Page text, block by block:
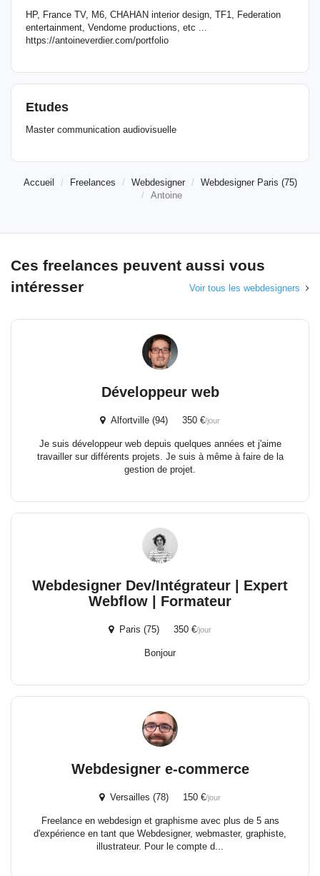
HP, France TV, M6, CHAHAN interior design, TF1, Federation
entertainment, Vendome productions, etc ...
https://antoineverdier.com/portfolio
Etudes
Master communication audiovisuelle
Accueil Freelances Webdesigner
Webdesigner Paris (75)
Antoine
Ces freelances peuvent aussi vous
intéresser
Voir tous les webdesigners
Développeur web
Alfortville (94) 350 €/jour
Je suis développeur web depuis quelques années et j'aime
travailler sur différents projets. Je suis à même à faire de la
gestion de projet.
Webdesigner Dev/Intégrateur | Expert
Webflow | Formateur
Paris (75) 350 €/jour
Bonjour
Webdesigner e-commerce
Versailles (78) 150 €/jour
Freelance en webdesign et graphisme avec plus de 5 ans
d'expérience en tant que Webdesigner, webmaster, graphiste,
illustrateur. Pour le compte d...